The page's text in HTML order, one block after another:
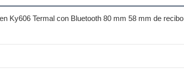
Ky606 Termal con Bluetooth 80 mm 58 mm de recibo